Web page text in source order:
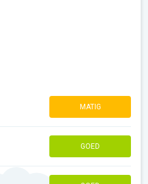
MATIG
GOED